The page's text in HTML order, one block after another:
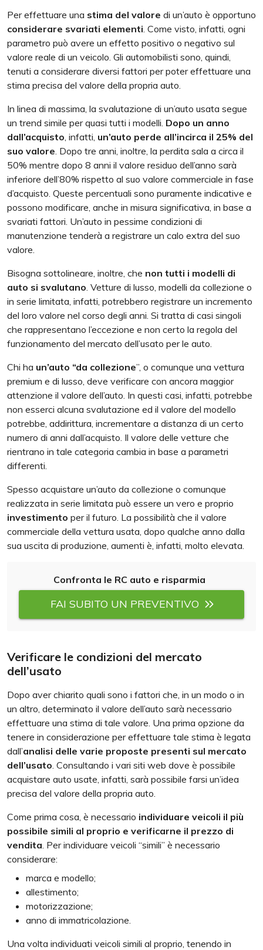
Per effettuare una stima del valore di un’auto è opportuno
considerare svariati elementi. Come visto, infatti, ogni
parametro può avere un effetto positivo o negativo sul
valore reale di un veicolo. Gli automobilisti sono, quindi,
tenuti a considerare diversi fattori per poter effettuare una
stima precisa del valore della propria auto.
In linea di massima, la svalutazione di un’auto usata segue
un trend simile per quasi tutti i modelli. Dopo un anno
dall’acquisto, infatti, un’auto perde all’incirca il 25% del
suo valore. Dopo tre anni, inoltre, la perdita sala a circa il
50% mentre dopo 8 anni il valore residuo dell’anno sarà
inferiore dell’80% rispetto al suo valore commerciale in fase
d’acquisto. Queste percentuali sono puramente indicative e
possono modificare, anche in misura significativa, in base a
svariati fattori. Un’auto in pessime condizioni di
manutenzione tenderà a registrare un calo extra del suo
valore.
Bisogna sottolineare, inoltre, che non tutti i modelli di
auto si svalutano. Vetture di lusso, modelli da collezione o
in serie limitata, infatti, potrebbero registrare un incremento
del loro valore nel corso degli anni. Si tratta di casi singoli
che rappresentano l’eccezione e non certo la regola del
funzionamento del mercato dell’usato per le auto.
Chi ha un’auto “da collezione”, o comunque una vettura
premium e di lusso, deve verificare con ancora maggior
attenzione il valore dell’auto. In questi casi, infatti, potrebbe
non esserci alcuna svalutazione ed il valore del modello
potrebbe, addirittura, incrementare a distanza di un certo
numero di anni dall’acquisto. Il valore delle vetture che
rientrano in tale categoria cambia in base a parametri
differenti.
Spesso acquistare un’auto da collezione o comunque
realizzata in serie limitata può essere un vero e proprio
investimento per il futuro. La possibilità che il valore
commerciale della vettura usata, dopo qualche anno dalla
sua uscita di produzione, aumenti è, infatti, molto elevata.
Confronta le RC auto e risparmia
FAI SUBITO UN PREVENTIVO
Verificare le condizioni del mercato
dell’usato
Dopo aver chiarito quali sono i fattori che, in un modo o in
un altro, determinato il valore dell’auto sarà necessario
effettuare una stima di tale valore. Una prima opzione da
tenere in considerazione per effettuare tale stima è legata
dall’analisi delle varie proposte presenti sul mercato
dell’usato . Consultando i vari siti web dove è possibile
acquistare auto usate, infatti, sarà possibile farsi un’idea
precisa del valore della propria auto.
Come prima cosa, è necessario individuare veicoli il più
possibile simili al proprio e verificarne il prezzo di
vendita . Per individuare veicoli “simili” è necessario
considerare:
marca e modello;
allestimento;
motorizzazione;
anno di immatricolazione.
Una volta individuati veicoli simili al proprio, tenendo in